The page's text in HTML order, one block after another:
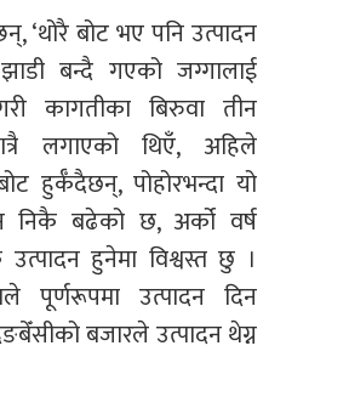
‘थोरै बोट भए पनि उत्पादन
बन्दै गएको जग्गालाई
कागतीका बिरुवा तीन
लगाएको थिएँ, अहिले
हुर्कँदैछन्, पोहोरभन्दा यो
निकै बढेको छ, अर्को वर्ष
उत्पादन हुनेमा विश्वस्त छु ।
पूर्णरूपमा उत्पादन दिन
बजारले उत्पादन थेग्न